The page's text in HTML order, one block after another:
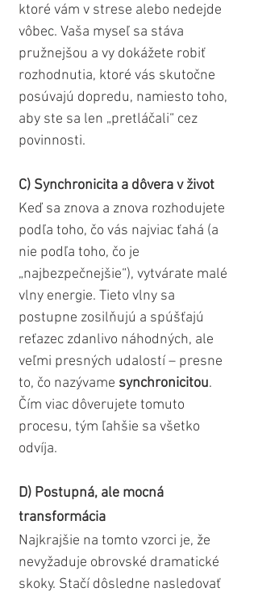
ktoré vám v strese alebo nedejde
vôbec. Vaša myseľ sa stáva
pružnejšou a vy dokážete robiť
rozhodnutia, ktoré vás skutočne
posúvajú dopredu, namiesto toho,
aby ste sa len „pretláčali“ cez
povinnosti.
C) Synchronicita a dôvera v život
Keď sa znova a znova rozhodujete
podľa toho, čo vás najviac ťahá (a
nie podľa toho, čo je
„najbezpečnejšie“), vytvárate malé
vlny energie. Tieto vlny sa
postupne zosilňujú a spúšťajú
reťazec zdanlivo náhodných, ale
veľmi presných udalostí – presne
to, čo nazývame synchronicitou.
Čím viac dôverujete tomuto
procesu, tým ľahšie sa všetko
odvíja.
D) Postupná, ale mocná
transformácia
Najkrajšie na tomto vzorci je, že
nevyžaduje obrovské dramatické
skoky. Stačí dôsledne nasledovať